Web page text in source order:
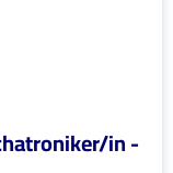
in -